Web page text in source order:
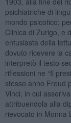
psichiatriche di
mondo psicotico;
Clinica di Zurigo, e
entusiasta della
dovuto ricevere la
interpretò il testo
riflessioni ne “Il
stesso anno Freud
Vinci, in cui
attribuendola alla
rievocato in Monna